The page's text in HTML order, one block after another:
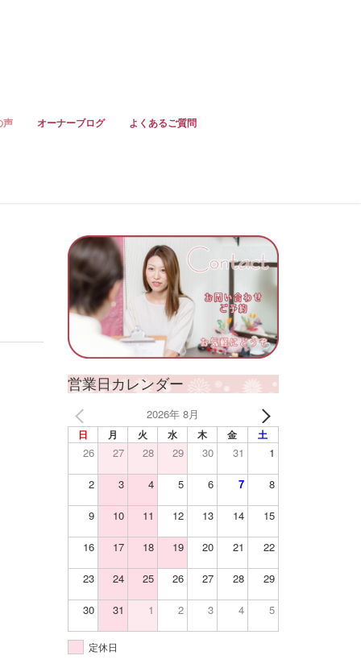
声 オーナーブログ よくあるご質問
営業日カレンダー
2026年 8月
日 月 火 水 木 金 土
26 27 28 29 30 31 1
2 3 4 5 6 7 8
9 10 11 12 13 14 15
16 17 18 19 20 21 22
23 24 25 26 27 28 29
30 31 1 2 3 4 5
定休日